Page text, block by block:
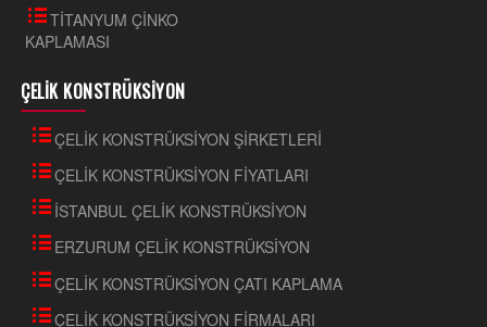
TİTANYUM ÇİNKO
KAPLAMASI
ÇELİK KONSTRÜKSİYON
ÇELİK KONSTRÜKSİYON ŞİRKETLERİ
ÇELİK KONSTRÜKSİYON FİYATLARI
İSTANBUL ÇELİK KONSTRÜKSİYON
ERZURUM ÇELİK KONSTRÜKSİYON
ÇELİK KONSTRÜKSİYON ÇATI KAPLAMA
ÇELİK KONSTRÜKSİYON FİRMALARI